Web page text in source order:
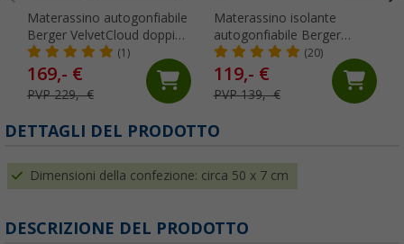
Materassino autogonfiabile
Berger VelvetCloud doppio
200 x 140 cm
(1)
169,- €
PVP 229,- €
Materassino isolante
autogonfiabile Berger
Premium doppio 200 x 130
x 10 cm blu
(20)
119,- €
PVP 139,- €
DETTAGLI DEL PRODOTTO
Dimensioni della confezione: circa 50 x 7 cm
DESCRIZIONE DEL PRODOTTO